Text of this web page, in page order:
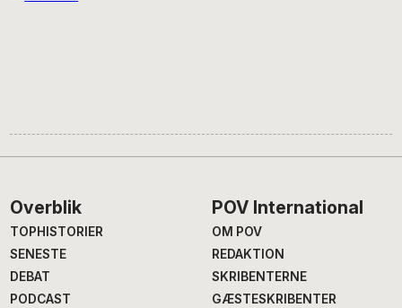
Footer
Overblik
TOPHISTORIER
SENESTE
DEBAT
PODCAST
POV International
OM POV
REDAKTION
SKRIBENTERNE
GÆSTESKRIBENTER